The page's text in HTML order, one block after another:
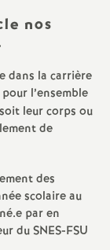
o
n
a
l
d
e
nos
dans la carrière
pour l’ensemble
leur corps ou
de
des
scolaire au
par en
du SNES-FSU